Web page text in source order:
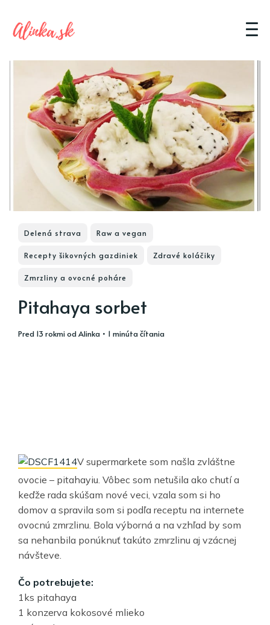
Delená strava Raw a vegan
Recepty šikovných gazdiniek Zdravé koláčiky
Zmrzliny a ovocné poháre
Pitahaya sorbet
pred 13 rokmiodAlinka • 1 minúta čítania
V supermarkete som našla zvláštne
ovocie – pitahayiu. Vôbec som netušila ako chutí a
keďže rada skúšam nové veci, vzala som si ho
domov a spravila som si podľa receptu na internete
ovocnú zmrzlinu. Bola výborná a na vzhľad by som
sa nehanbila ponúknuť takúto zmrzlinu aj vzácnej
návšteve.
Čo potrebujete:
1ks pitahaya
1 konzerva kokosové mlieko